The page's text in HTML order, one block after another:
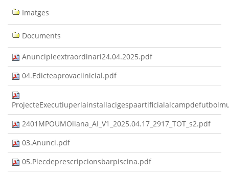
Navegació
Imatges
Documents
Anuncipleextraordinari24.04.2025.pdf
04.Edicteaprovaciinicial.pdf
2401MPOUMOliana_AI_V1_2025.04.17_2917_TOT_s2.pdf
03.Anunci.pdf
05.Plecdeprescripcionsbarpiscina.pdf